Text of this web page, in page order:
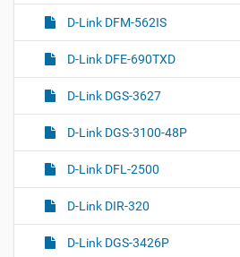
D-Link DFM-562IS
D-Link DFE-690TXD
D-Link DGS-3627
D-Link DGS-3100-48P
D-Link DFL-2500
D-Link DIR-320
D-Link DGS-3426P